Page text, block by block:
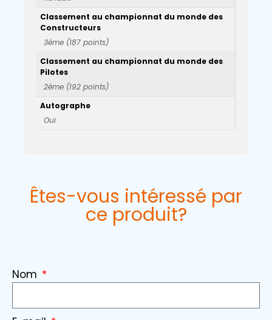
Classement au championnat du monde des
Constructeurs
3ème (187 points)
Classement au championnat du monde des
Pilotes
2ème (192 points)
Autographe
Oui
Êtes-vous intéressé par
ce produit?
Nom